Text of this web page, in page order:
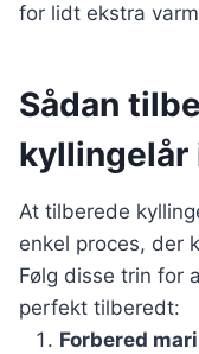
for lidt ekstra
Sådan
kyllingelår
At tilberede
enkel proces, der
Følg disse trin for
perfekt tilberedt:
Forbered